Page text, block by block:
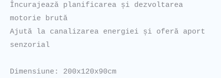
Încurajează planificarea și dezvoltarea
motorie brută
Ajută la canalizarea energiei și oferă aport
senzorial
Dimensiune: 200x120x90cm